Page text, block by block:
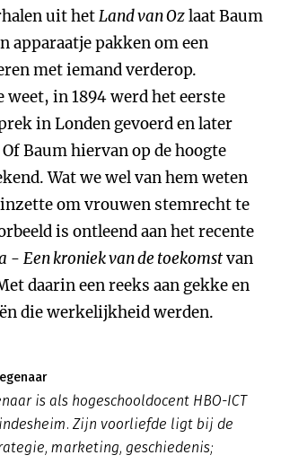
uit hetLand van Ozlaat Baum
apparaatje pakken om een
met iemand verderop.
weet, in 1894 werd het eerste
in Londen gevoerd en later
Baum hiervan op de hoogte
Wat we wel van hem weten
om vrouwen stemrecht te
is ontleend aan het recente
- Een kroniek van de toekomstvan
daarin een reeks aan gekke en
die werkelijkheid werden.
is als hogeschooldocent HBO-ICT
Zijn voorliefde ligt bij de
marketing, geschiedenis;